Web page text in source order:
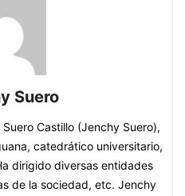
Suero
Castillo (Jenchy Suero),
catedrático universitario,
dirigido diversas entidades
de la sociedad, etc. Jenchy